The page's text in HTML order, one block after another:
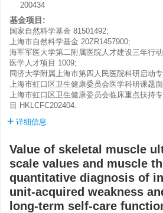
200434
基金项目:
国家自然科学基金 81501492;
上海市自然科学基金 20ZR1457900;
海军军医大学第二附属医院人才建设三年行
医学人才项目 1009;
同济大学附属上海市第四人民医院科研启动
上海市虹口区卫生健康委员会医学科研课题
上海市虹口区卫生健康委员会临床重点扶持
目 HKLCFC202404.
详细信息
Value of skeletal muscle
scale values and muscle
quantitative diagnosis of
unit-acquired weakness
long-term self-care